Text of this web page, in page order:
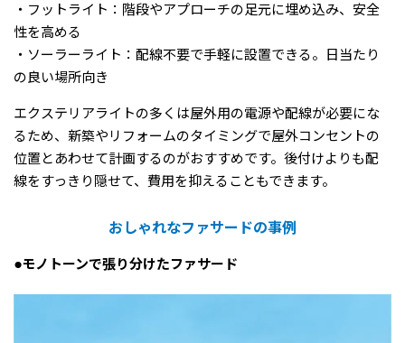
・フットライト：階段やアプローチの足元に埋め込み、安全
性を高める
・ソーラーライト：配線不要で手軽に設置できる。日当たり
の良い場所向き
エクステリアライトの多くは屋外用の電源や配線が必要にな
るため、新築やリフォームのタイミングで屋外コンセントの
位置とあわせて計画するのがおすすめです。後付けよりも配
線をすっきり隠せて、費用を抑えることもできます。
おしゃれなファサードの事例
●モノトーンで張り分けたファサード